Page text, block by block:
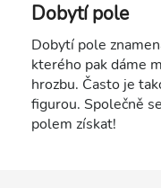
Dobytí pole
Dobytí pole
kterého pak dáme
hrozbu. Často je
figurou. Společně
polem získat!